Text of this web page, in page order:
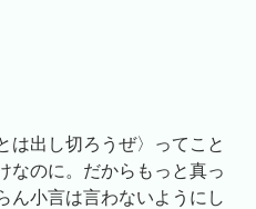
は出し切ろうぜ〉ってこと
なのに。だからもっと真っ
ん小言は言わないようにし